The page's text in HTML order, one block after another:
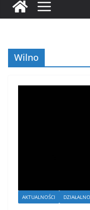
Wilno
AKTUALNOŚCI